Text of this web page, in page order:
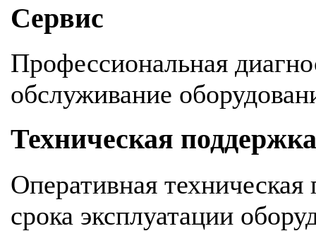
Сервис
Профессиональная
обслуживание
Техническая поддержка
Оперативная техническая
срока эксплуатации